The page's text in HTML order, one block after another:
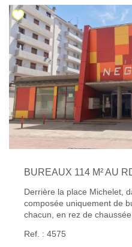
Locaux
Dossier De
MON
Notre
Nos
Derrière la place Michelet,
composée uniquement de
chacun, en rez de
toilettes. Chauffage
Ref. : 4575